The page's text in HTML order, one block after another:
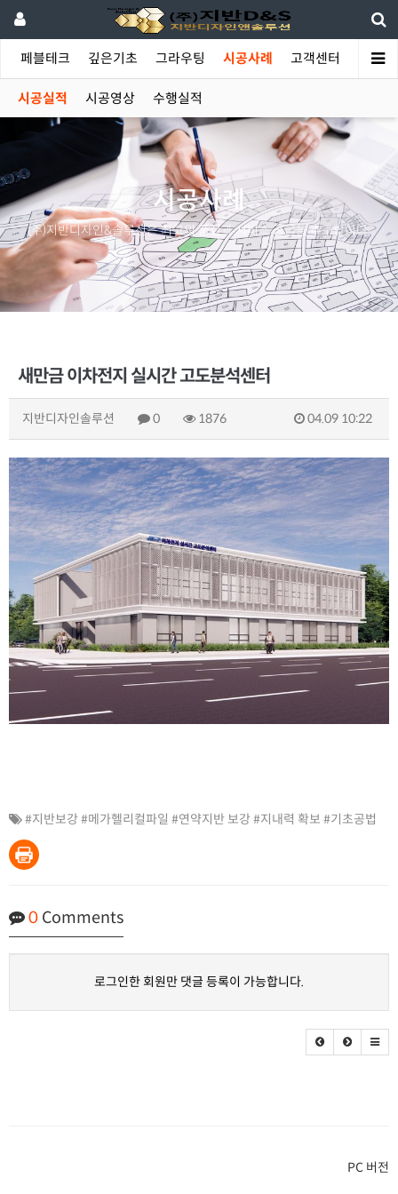
페블테크 깊은기초 그라우팅 시공사례 고객센터
시공실적 시공영상 수행실적
시공사례
(주)지반디자인&솔루션은 최고의 품질과 서비스 공급을 추구합니다.
새만금 이차전지 실시간 고도분석센터
지반디자인솔루션 0 1876 04.09 10:22
#지반보강 #메가헬리컬파일 #연약지반 보강 #지내력 확보 #기초공법
0 Comments
로그인한 회원만 댓글 등록이 가능합니다.
PC 버전